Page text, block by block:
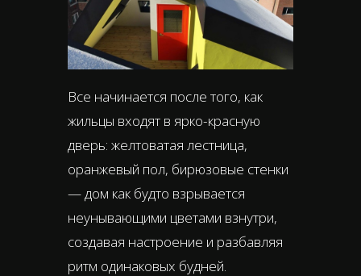
Все начинается после того, как
жильцы входят в ярко-красную
дверь: желтоватая лестница,
оранжевый пол, бирюзовые стенки
— дом как будто взрывается
неунывающими цветами взнутри,
создавая настроение и разбавляя
ритм одинаковых будней.